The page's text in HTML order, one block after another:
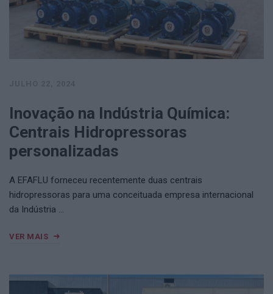
Inovação na Indústria Química:
Centrais Hidropressoras
personalizadas
A EFAFLU forneceu recentemente duas centrais
hidropressoras para uma conceituada empresa internacional
da Indústria …
VER MAIS